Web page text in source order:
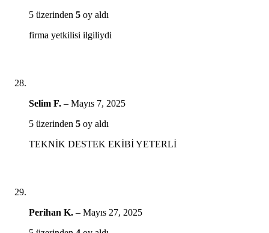
5 üzerinden 5 oy aldı
firma yetkilisi ilgiliydi
Selim F. – Mayıs 7, 2025
5 üzerinden 5 oy aldı
TEKNİK DESTEK EKİBİ YETERLİ
Perihan K. – Mayıs 27, 2025